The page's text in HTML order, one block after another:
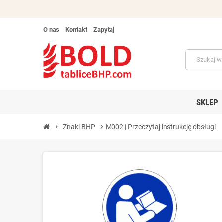
O nas Kontakt Zapytaj
SKLEP
chevron_right Znaki BHP chevron_right M002 | Przeczytaj instrukcję obsługi